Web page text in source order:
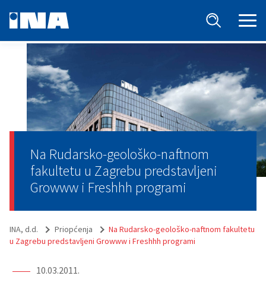
Na Rudarsko-geološko-naftnom
fakultetu u Zagrebu predstavljeni
Growww i Freshhh programi
INA, d.d. Priopćenja
Na Rudarsko-geološko-naftnom fakultetu
u Zagrebu predstavljeni Growww i Freshhh programi
10.03.2011.